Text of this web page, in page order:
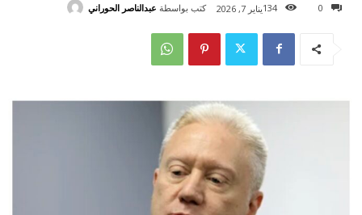
0
134يناير 7, 2026 كتب بواسطة عبدالناصر الحوراني